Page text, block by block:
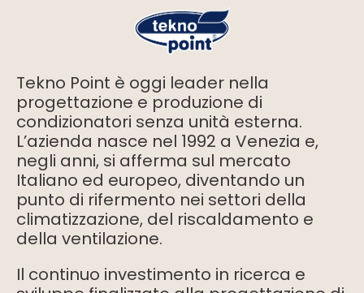
Tekno Point è oggi leader nella
progettazione e produzione di
condizionatori senza unità esterna.
L’azienda nasce nel 1992 a Venezia e,
negli anni, si afferma sul mercato
Italiano ed europeo, diventando un
punto di rifermento nei settori della
climatizzazione, del riscaldamento e
della ventilazione.
Il continuo investimento in ricerca e